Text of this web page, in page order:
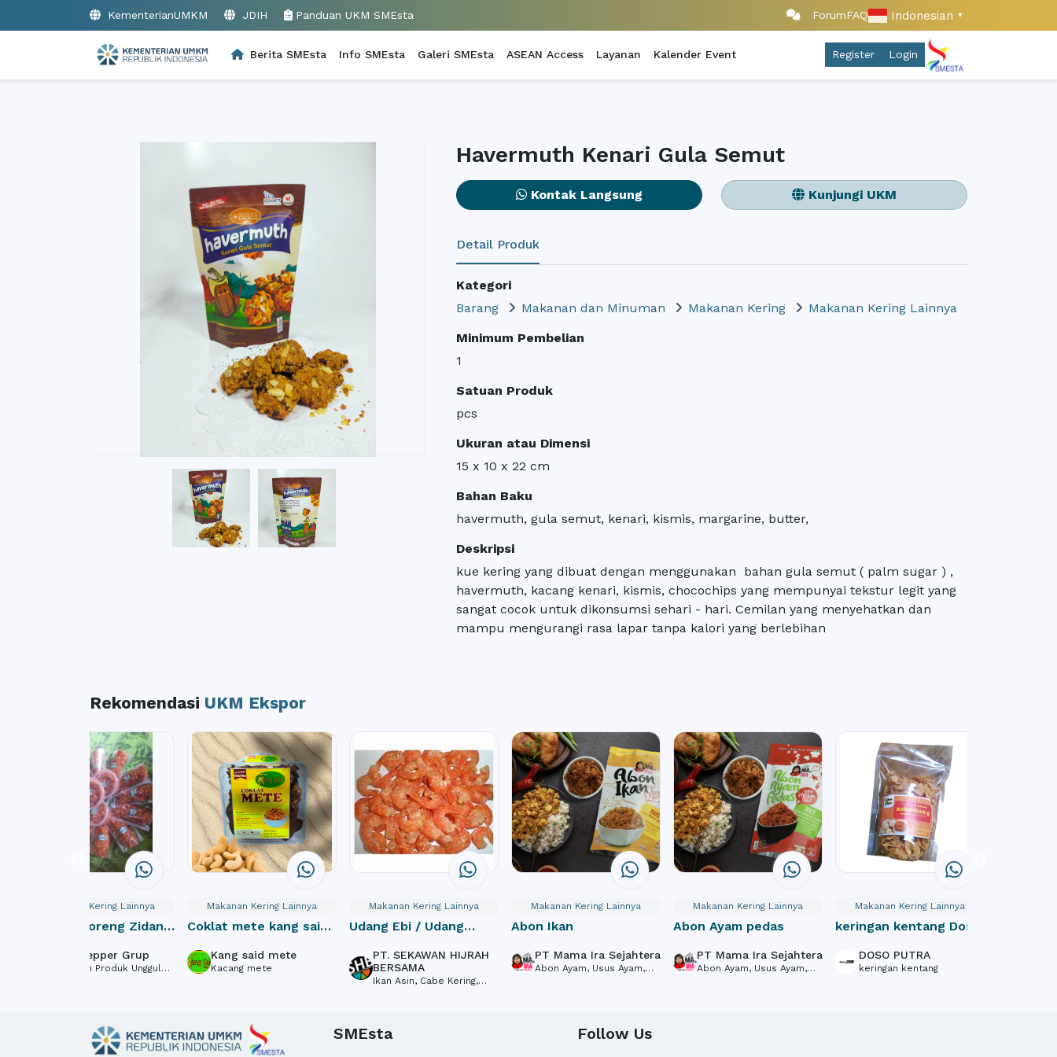
KementerianUMKM JDIH Panduan UKM SMEsta ForumFAQ Indonesian ▼
Berita SMEsta Info SMEsta Galeri SMEsta ASEAN Access Layanan Kalender Event Register Login
Havermuth Kenari Gula Semut
Kontak Langsung Kunjungi UKM
Detail Produk
Kategori
Barang
Makanan dan Minuman Makanan Kering
Makanan Kering Lainnya
Minimum Pembelian
1
Satuan Produk
pcs
Ukuran atau Dimensi
15 x 10 x 22 cm
Bahan Baku
havermuth, gula semut, kenari, kismis, margarine, butter,
Deskripsi
kue kering yang dibuat dengan menggunakan bahan gula semut ( palm sugar ) ,
havermuth, kacang kenari, kismis, chocochips yang mempunyai tekstur legit yang
sangat cocok untuk dikonsumsi sehari - hari. Cemilan yang menyehatkan dan
mampu mengurangi rasa lapar tanpa kalori yang berlebihan
Rekomendasi UKM Ekspor
Makanan Kering Lainnya
Bawang Goreng Zidan
Wins Pepper Grup
Lada dan Produk Unggulan
Makanan Kering Lainnya
Coklat mete kang said
Tenggara
Kang said mete
Kacang mete
Makanan Kering Lainnya
Udang Ebi / Udang
PT. SEKAWAN HIJRAH
BERSAMA
Ikan Asin, Cabe Kering,
Pisang Kepok, Gedepong
Makanan Kering Lainnya
Abon Ikan
PT Mama Ira Sejahtera
Abon Ayam, Usus Ayam,
Makanan Kering Lainnya
Abon Ayam pedas
PT Mama Ira Sejahtera
Abon Ayam, Usus Ayam,
Makanan Kering Lainnya
keringan kentang Doso
DOSO PUTRA
keringan kentang
SMEsta Follow Us